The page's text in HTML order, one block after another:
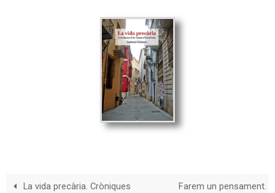
La vida precària. Cròniques
Farem un pensament.